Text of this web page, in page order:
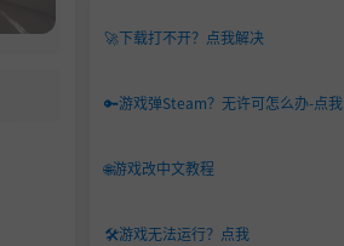
🚀下载打不开？点我解决
🔑游戏弹Steam？无许可怎么办-点我
🌐游戏改中文教程
🛠️游戏无法运行？点我